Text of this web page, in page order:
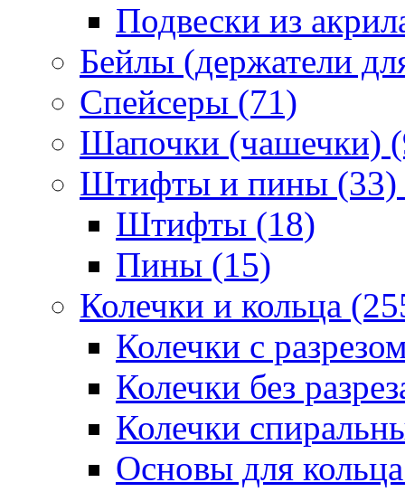
Подвески из
Бейлы (держатели
Спейсеры (71)
Шапочки (чашечки)
Штифты и пины (33)
Штифты (18)
Пины (15)
Колечки и кольца
Колечки с
Колечки без
Колечки
Основы для